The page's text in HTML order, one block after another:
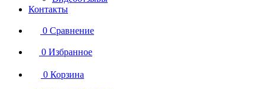
Контакты
0 Сравнение
0 Избранное
0 Корзина